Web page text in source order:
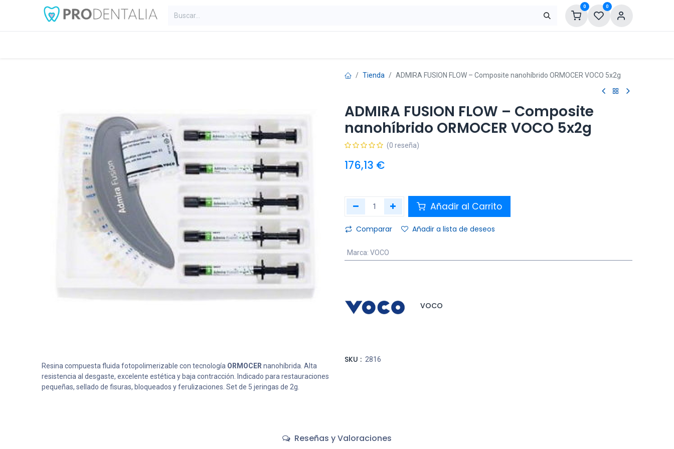
0 0
Resina compuesta fluida fotopolimerizable con tecnología ORMOCER nanohíbrida. Alta
resistencia al desgaste, excelente estética y baja contracción. Indicado para restauraciones
pequeñas, sellado de fisuras, bloqueados y ferulizaciones. Set de 5 jeringas de 2g.
Tienda ADMIRA FUSION FLOW – Composite nanohíbrido ORMOCER VOCO 5x2g
ADMIRA FUSION FLOW – Composite
nanohíbrido ORMOCER VOCO 5x2g
(0 reseña)
176,13 €
Añadir al Carrito
Comparar Añadir a lista de deseos
Marca: VOCO
VOCO
SKU : 2816
Reseñas y Valoraciones